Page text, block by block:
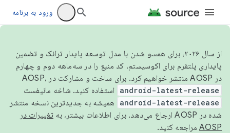
ورود به برنامه
از سال ۲۰۲۶، برای همسو شدن با مدل توسعه پایدار ترانک و تضمین
پایداری پلتفرم برای اکوسیستم، کد منبع را در سه‌ماهه دوم و چهارم
در AOSP منتشر خواهیم کرد. برای ساخت و مشارکت در AOSP،
android-latest-release استفاده کنید. شاخه مانیفست
android-latest-release
همیشه به جدیدترین نسخه منتشر
شده در AOSP ارجاع می‌دهد. برای اطلاعات بیشتر، به
تغییرات در
AOSP مراجعه کنید.